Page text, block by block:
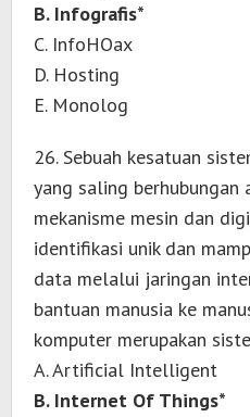
B. Infografis*
C. InfoHOax
D. Hosting
E. Monolog
26. Sebuah kesatuan
yang saling berhubungan
mekanisme mesin dan
identifikasi unik dan
data melalui jaringan
bantuan manusia ke
komputer merupakan
A. Artificial Intelligent
B. Internet Of Things*